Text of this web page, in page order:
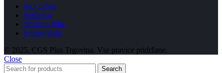
Moj račun
Košarica
Seznam želja
Primerjalnik
© 2025, CGS Plus Trgovina. Vse pravice pridržane.
Close
Search